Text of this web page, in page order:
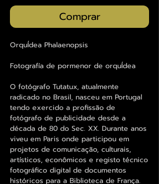
Comprar
OrquÍdea Phalaenopsis
Fotografía de pormenor de orquÍdea
O fotógrafo Tutatux, atualmente
radicado no Brasil, nasceu em Portugal
tendo exercido a profissão de
fotógrafo de publicidade desde a
década de 80 do Sec. XX. Durante anos
viveu em Paris onde participou em
projetos de comunicação, culturais,
artísticos, econômicos e registo técnico
fotográfico digital de documentos
históricos para a Biblioteca de França.